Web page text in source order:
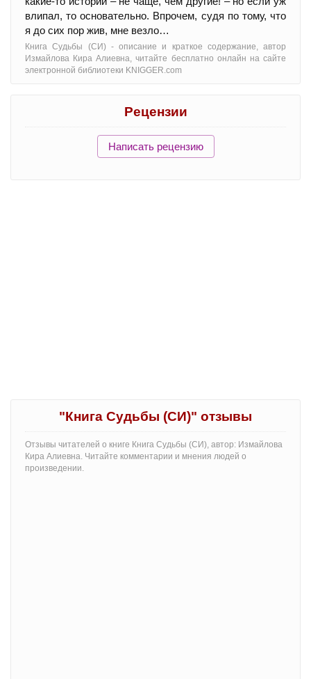
влипал, то основательно. Впрочем, судя по тому, что
я до сих пор жив, мне везло…
Книга Судьбы (СИ) - oписание и краткое содержание, автор
Измайлова Кира Алиевна, читайте бесплатно онлайн на сайте
электронной библиотеки KNIGGER.com
Рецензии
Написать рецензию
"Книга Судьбы (СИ)" отзывы
Отзывы читателей о книге Книга Судьбы (СИ), автор: Измайлова
Кира Алиевна. Читайте комментарии и мнения людей о
произведении.